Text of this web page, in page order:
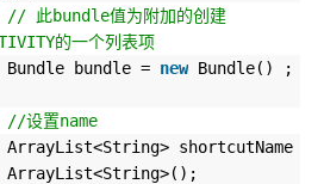
// 此bundle值为附加的创建
的一个列表项
bundle = new Bundle() ;
//设置name
shortcutName
ArrayList<String>();